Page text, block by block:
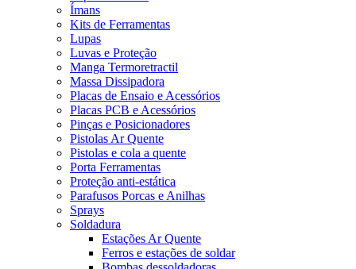
Ímans
Kits de Ferramentas
Lupas
Luvas e Proteção
Manga Termoretractil
Massa Dissipadora
Placas de Ensaio e Acessórios
Placas PCB e Acessórios
Pinças e Posicionadores
Pistolas Ar Quente
Pistolas e cola a quente
Porta Ferramentas
Proteção anti-estática
Parafusos Porcas e Anilhas
Sprays
Soldadura
Estações Ar Quente
Ferros e estações de soldar